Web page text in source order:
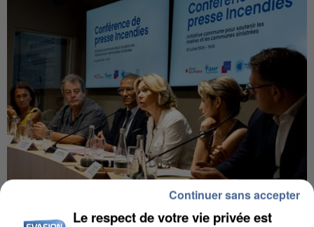
Le respect de votre vie privée est
Continuer sans accepter